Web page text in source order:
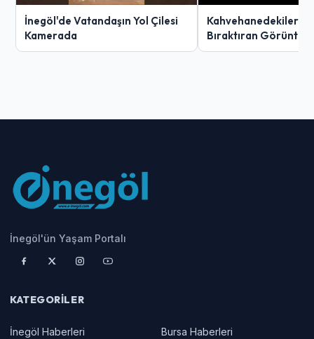
İnegöl'de Vatandaşın Yol Çilesi
Kamerada
Kahvehanedekiler
Bıraktıran Görüntü!
İnegöl'ün Yaşam Portalı
KATEGORILER
İnegöl Haberleri
Bursa Haberleri